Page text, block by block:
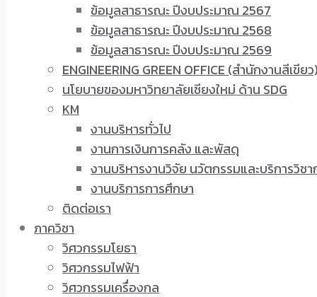
ข้อมูลสาธารณะ ปีงบประมาณ 2567
ข้อมูลสาธารณะ ปีงบประมาณ 2568
ข้อมูลสาธารณะ ปีงบประมาณ 2569
ENGINEERING GREEN OFFICE (สำนักงานสีเขีย
นโยบายของมหาวิทยาลัยเชียงใหม่ ด้าน SDG
KM
งานบริหารทั่วไป
งานการเงินการคลัง และพัสดุ
งานบริหารงานวิจัย นวัตกรรมและบริการวิชา
งานบริการการศึกษา
ติดต่อเรา
ภาควิชา
วิศวกรรมโยธา
วิศวกรรมไฟฟ้า
วิศวกรรมเครื่องกล